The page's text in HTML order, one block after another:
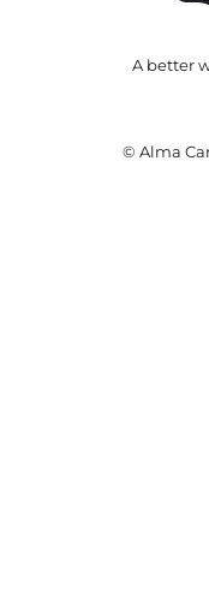
A better
© Alma